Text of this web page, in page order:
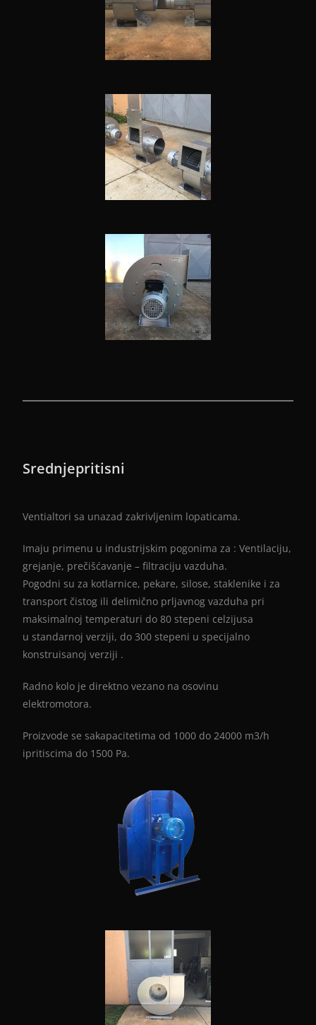
Srednjepritisni
Ventialtori sa unazad zakrivljenim lopaticama.
Imaju primenu u industrijskim pogonima za : Ventilaciju,
grejanje, prečišćavanje – filtraciju vazduha.
Pogodni su za kotlarnice, pekare, silose, staklenike i za
transport čistog ili delimično prljavnog vazduha pri
maksimalnoj temperaturi do 80 stepeni celzijusa
u standarnoj verziji, do 300 stepeni u specijalno
konstruisanoj verziji .
Radno kolo je direktno vezano na osovinu
elektromotora.
Proizvode se sakapacitetima od 1000 do 24000 m3/h
ipritiscima do 1500 Pa.